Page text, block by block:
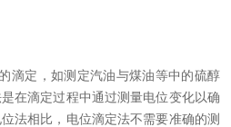
定，如测定汽油与煤油等中的硫醇
法是在滴定过程中通过测量电位变化以确
法相比，电位滴定法不需要准确的测